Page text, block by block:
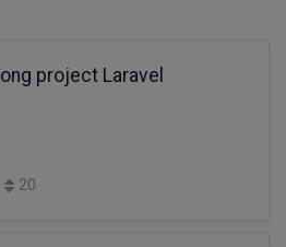
project Laravel
20